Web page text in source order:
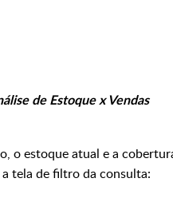
de Estoque x Vendas
o estoque atual e a
tela de filtro da consulta: